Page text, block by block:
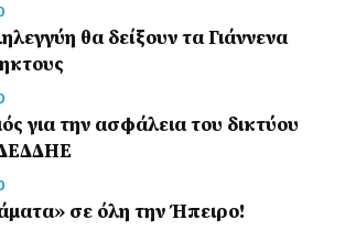
θα δείξουν τα Γιάννενα
για την ασφάλεια του δικτύου
σε όλη την Ήπειρο!